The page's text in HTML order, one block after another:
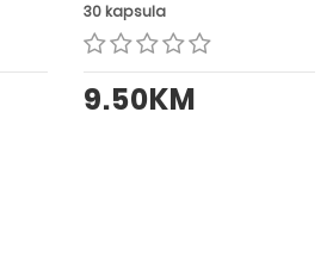
30 kapsula
9.50KM